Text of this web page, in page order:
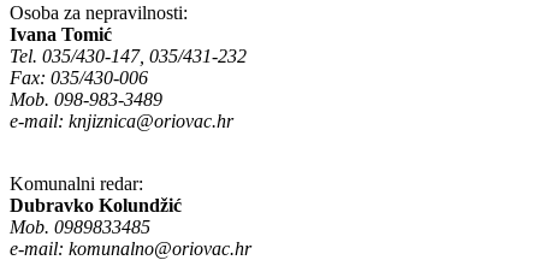
Osoba za nepravilnosti:
Ivana Tomić
Tel. 035/430-147, 035/431-232
Fax: 035/430-006
Mob. 098-983-3489
e-mail: knjiznica@oriovac.hr
Komunalni redar:
Dubravko Kolundžić
Mob. 0989833485
e-mail: komunalno@oriovac.hr